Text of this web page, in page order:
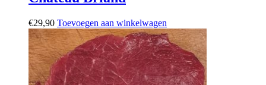
€29,90 Toevoegen aan winkelwagen